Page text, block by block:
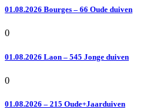
01.08.2026 Bourges – 66 Oude duiven
0
01.08.2026 Laon – 545 Jonge duiven
0
01.08.2026 – 215 Oude+Jaarduiven